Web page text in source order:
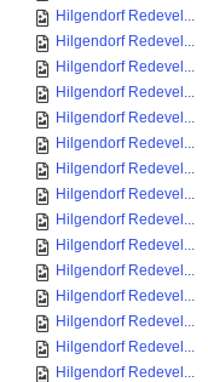
Hilgendorf Redevel...
Hilgendorf Redevel...
Hilgendorf Redevel...
Hilgendorf Redevel...
Hilgendorf Redevel...
Hilgendorf Redevel...
Hilgendorf Redevel...
Hilgendorf Redevel...
Hilgendorf Redevel...
Hilgendorf Redevel...
Hilgendorf Redevel...
Hilgendorf Redevel...
Hilgendorf Redevel...
Hilgendorf Redevel...
Hilgendorf Redevel...